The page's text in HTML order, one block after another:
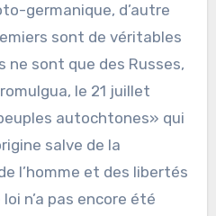
germanique, d’autre
sont de véritables
ne sont que des Russes,
le 21 juillet
autochtones» qui
salve de la
l’homme et des libertés
n’a pas encore été